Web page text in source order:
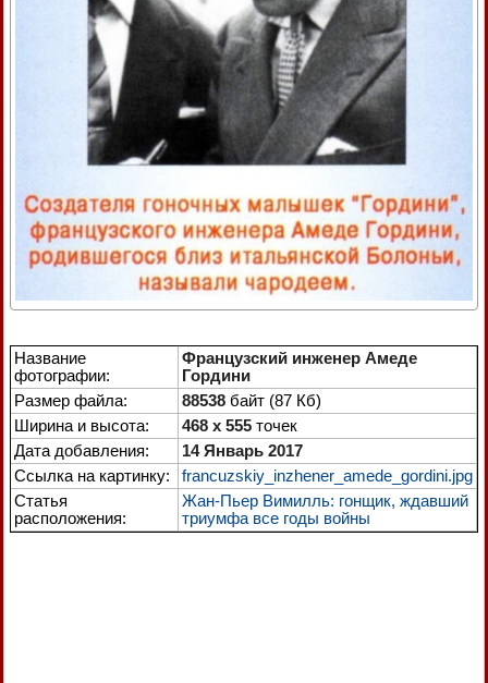
Название
фотографии:
Французский инженер Амеде
Гордини
Размер файла:
88538 байт (87 Кб)
Ширина и высота:
468 x 555 точек
Дата добавления:
14 Январь 2017
Ссылка на картинку:
francuzskiy_inzhener_amede_gordini.jpg
Статья
расположения:
Жан-Пьер Вимилль: гонщик, ждавший
триумфа все годы войны